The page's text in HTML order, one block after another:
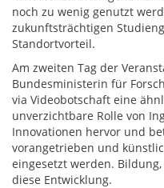
noch zu wenig genutzt
zukunftsträchtigen
Standortvorteil.
Am zweiten Tag der
Bundesministerin für
via Videobotschaft eine
unverzichtbare Rolle von
Innovationen hervor und
vorangetrieben und
eingesetzt werden.
diese Entwicklung.